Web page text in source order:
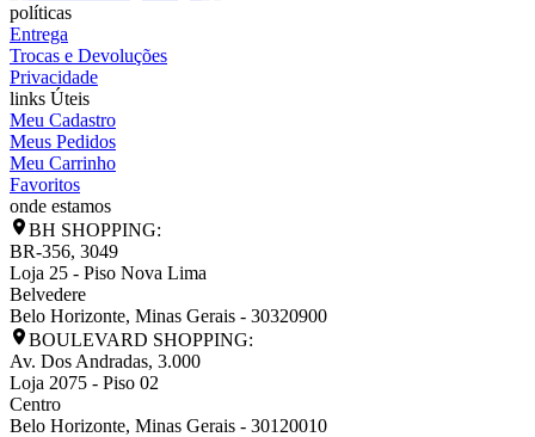
políticas
Entrega
Trocas e Devoluções
Privacidade
links Úteis
Meu Cadastro
Meus Pedidos
Meu Carrinho
Favoritos
onde estamos
BH SHOPPING:
BR-356, 3049
Loja 25 - Piso Nova Lima
Belvedere
Belo Horizonte, Minas Gerais - 30320900
BOULEVARD SHOPPING:
Av. Dos Andradas, 3.000
Loja 2075 - Piso 02
Centro
Belo Horizonte, Minas Gerais - 30120010